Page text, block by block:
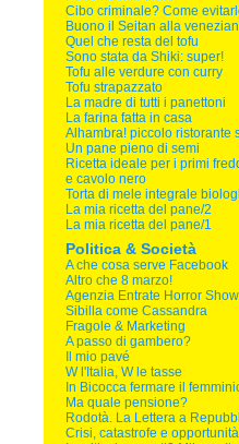
Cibo criminale? Come
Buono il Seitan alla
Quel che resta del tofu
Sono stata da Shiki: super!
Tofu alle verdure con curry
Tofu strapazzato
La madre di tutti i panettoni
La farina fatta in casa
Alhambra! piccolo ristorante
Un pane pieno di semi
Ricetta ideale per i primi
e cavolo nero
Torta di mele integrale
La mia ricetta del pane/2
La mia ricetta del pane/1
Politica & Società
A che cosa serve Facebook
Altro che 8 marzo!
Agenzia Entrate Horror Show
Sibilla come Cassandra
Fragole & Marketing
A passo di gambero?
Il mio pavé
W l'Italia, W le tasse
In Bicocca fermare il
Ma quale pensione?
Rodotà. La Lettera a
Crisi, catastrofe e opportunità